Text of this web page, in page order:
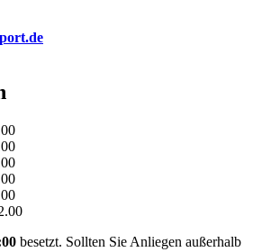
besetzt. Sollten Sie Anliegen außerhalb